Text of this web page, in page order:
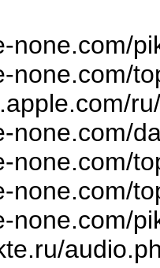
none.com/
none.com/
none.com/
none.com/
none.com/
none.com/